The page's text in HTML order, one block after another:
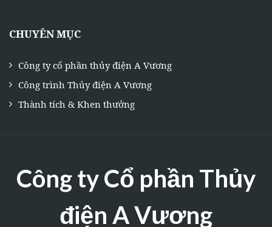
CHUYÊN MỤC
Công ty cổ phần thủy điện A Vương
Công trình Thủy điện A Vương
Thành tích & Khen thưởng
Công ty Cổ phần Thủy
điện A Vương